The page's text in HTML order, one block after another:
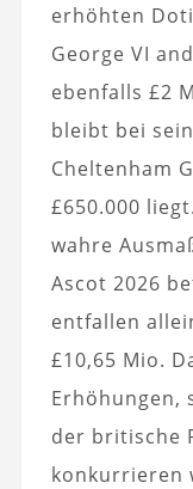
erhöhten
George VI
ebenfalls £2
bleibt bei
Cheltenham
£650.000
wahre
Ascot 2026
entfallen
£10,65 Mio.
Erhöhungen,
der britische
konkurrieren